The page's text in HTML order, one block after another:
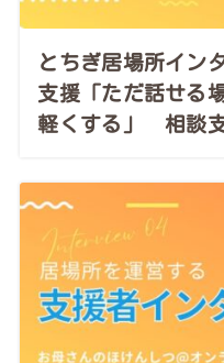
とちぎ居場所イン
支援「ただ話せる
軽くする」 相談